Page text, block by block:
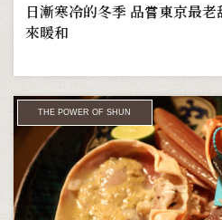
日漸寒冷的冬季 品嘗東京最老
來暖和
THE POWER OF SHUN